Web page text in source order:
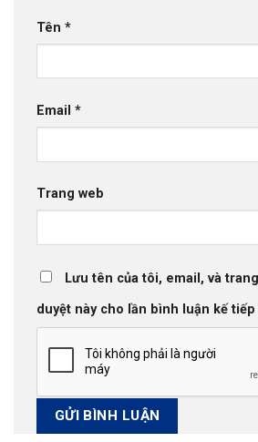
Tên *
Email *
Trang web
Lưu tên của tôi, email, và
duyệt này cho lần bình luận kế tiếp